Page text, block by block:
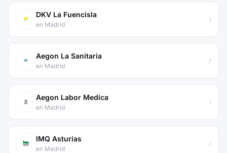
DKV La Fuencisla
en Madrid
Aegon La Sanitaria
en Madrid
Aegon Labor Medica
en Madrid
IMQ Asturias
en Madrid